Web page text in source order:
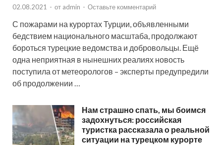
02.08.2021 - от admin - Оставьте комментарий
С пожарами на курортах Турции, объявленными
бедствием национального масштаба, продолжают
бороться турецкие ведомства и добровольцы. Ещё
одна неприятная в нынешних реалиях новость
поступила от метеорологов – эксперты предупредили
об продолжении …
Нам страшно спать, мы боимся
задохнуться: российская
туристка рассказала о реальной
ситуации на турецком курорте